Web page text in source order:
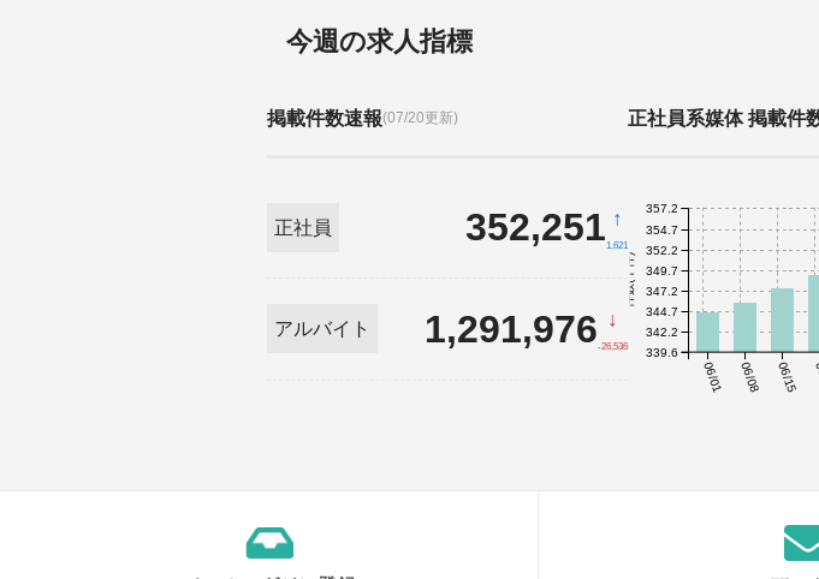
今週の求人指標
掲載件数速報(07/20更新)
正社員 352,251 ↑
1,621
アルバイト 1,291,976 ↓
-26,536
正社員系媒体 掲載件
06/01 06/08 06/15
件数(千件)
339.6
342.2
344.7
347.2
349.7
352.2
354.7
357.2